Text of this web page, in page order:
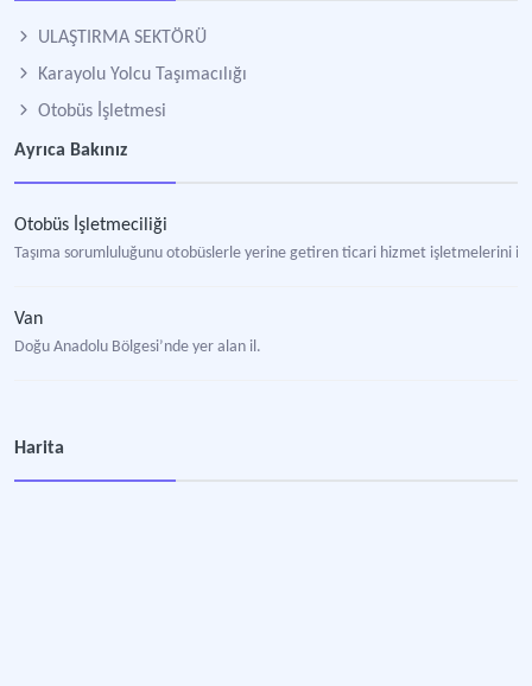
ULAŞTIRMA SEKTÖRÜ
Karayolu Yolcu Taşımacılığı
Otobüs İşletmesi
Ayrıca Bakınız
Otobüs İşletmeciliği
Taşıma sorumluluğunu otobüslerle yerine getiren ticari hizmet işletmelerini
Van
Doğu Anadolu Bölgesi’nde yer alan il.
Harita